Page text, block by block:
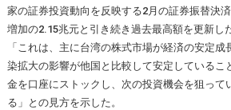
家の証券投資動向を反映する2月の証券振替決
増加の2.15兆元と引き続き過去最高額を更新し
「これは、主に台湾の株式市場が経済の安定
染拡大の影響が他国と比較して安定しているこ
金を口座にストックし、次の投資機会を狙って
る」との見方を示した。